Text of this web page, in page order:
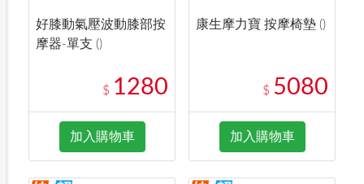
好膝動氣壓波動膝部按
摩器-單支 ()
$ 1280
加入購物車
康生摩力寶 按摩椅墊 ()
$ 5080
加入購物車